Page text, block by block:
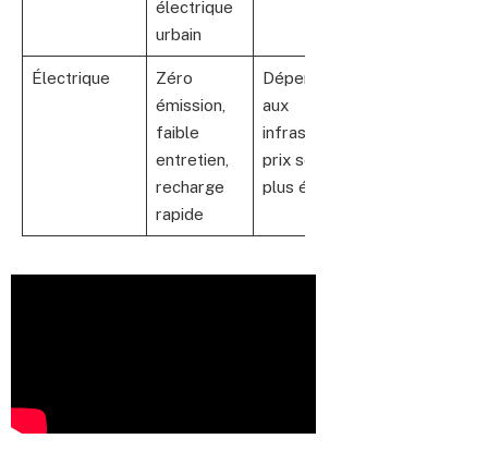
électrique
urbain
Électrique
Zéro
émission,
faible
entretien,
recharge
rapide
Dépendance
aux
infrastructures,
prix souvent
plus élevé